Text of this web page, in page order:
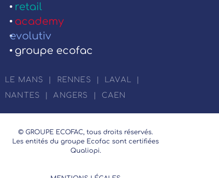
retail
academy
evolutiv
groupe ecofac
LE MANS RENNES LAVAL
NANTES
ANGERS CAEN
© GROUPE ECOFAC, tous droits réservés.
Les entités du groupe Ecofac sont certifiées
Qualiopi.